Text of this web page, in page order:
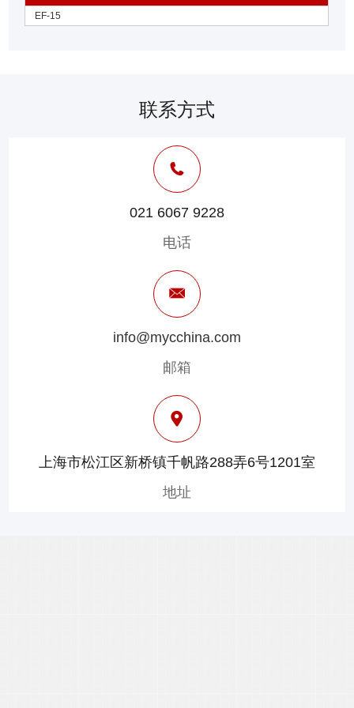
EF-15
联系方式
021 6067 9228
电话
info@mycchina.com
邮箱
上海市松江区新桥镇千帆路288弄6号1201室
地址